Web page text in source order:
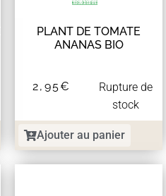
PLANT DE TOMATE
ANANAS BIO
2,95€
Rupture de
stock
Ajouter au panier